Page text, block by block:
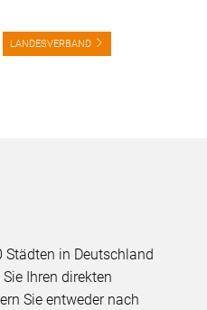
LANDESVERBAND
Städten in Deutschland
Ihren direkten
Sie entweder nach